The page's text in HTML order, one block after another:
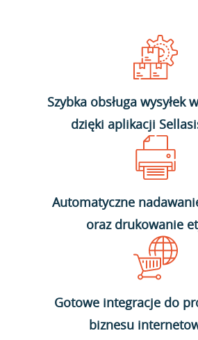
Szybka obsługa wysyłek
dzięki aplikacji
Automatyczne
oraz drukowanie
Gotowe integracje do
biznesu